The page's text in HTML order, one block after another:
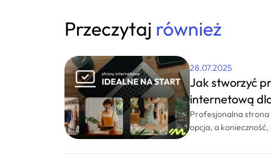
Przeczytaj również
28.07.2025
Jak stworzyć
internetową
Profesjonalna
opcja, a
działalności,